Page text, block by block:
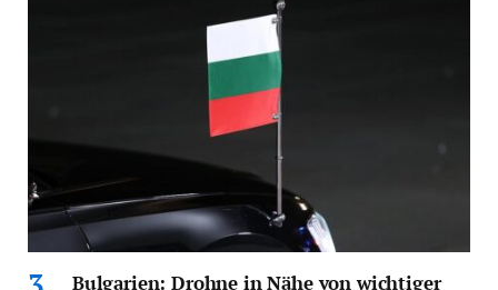
Bulgarien: Drohne in Nähe von wichtiger